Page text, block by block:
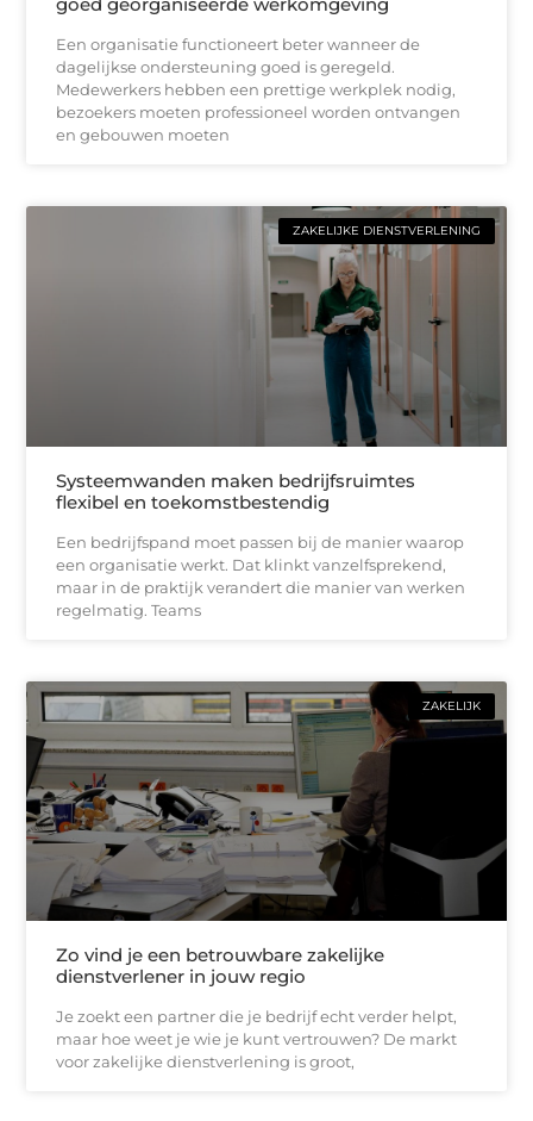
Een organisatie functioneert beter wanneer de
dagelijkse ondersteuning goed is geregeld.
Medewerkers hebben een prettige werkplek nodig,
bezoekers moeten professioneel worden ontvangen
en gebouwen moeten
ZAKELIJKE DIENSTVERLENING
Systeemwanden maken bedrijfsruimtes
flexibel en toekomstbestendig
Een bedrijfspand moet passen bij de manier waarop
een organisatie werkt. Dat klinkt vanzelfsprekend,
maar in de praktijk verandert die manier van werken
regelmatig. Teams
ZAKELIJK
Zo vind je een betrouwbare zakelijke
dienstverlener in jouw regio
Je zoekt een partner die je bedrijf echt verder helpt,
maar hoe weet je wie je kunt vertrouwen? De markt
voor zakelijke dienstverlening is groot,